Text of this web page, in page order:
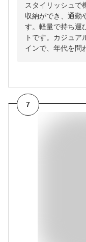
スタイリッシュで
収納ができ、通勤
す。軽量で持ち運
トです。カジュ
インで、年代を問
7